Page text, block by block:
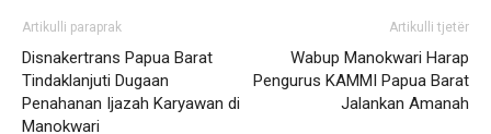
Artikulli paraprak
Disnakertrans Papua Barat
Tindaklanjuti Dugaan
Penahanan Ijazah Karyawan di
Manokwari
Artikulli tjetër
Wabup Manokwari Harap
Pengurus KAMMI Papua Barat
Jalankan Amanah